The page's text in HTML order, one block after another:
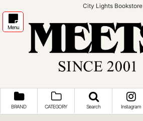
City Lights Bookstore
Menu
BRAND CATEGORY Search Instagram